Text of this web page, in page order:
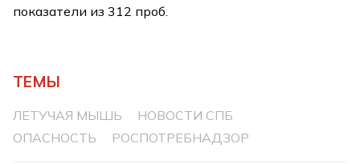
показатели из 312 проб.
ТЕМЫ
ЛЕТУЧАЯ МЫШЬ
НОВОСТИ СПБ
ОПАСНОСТЬ
РОСПОТРЕБНАДЗОР